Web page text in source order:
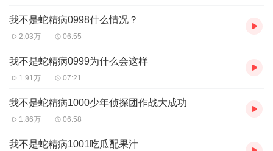
我不是蛇精病0998什么情况？
2.03万 06:55
我不是蛇精病0999为什么会这样
1.91万 07:21
我不是蛇精病1000少年侦探团作战大成功
1.86万 06:58
我不是蛇精病1001吃瓜配果汁